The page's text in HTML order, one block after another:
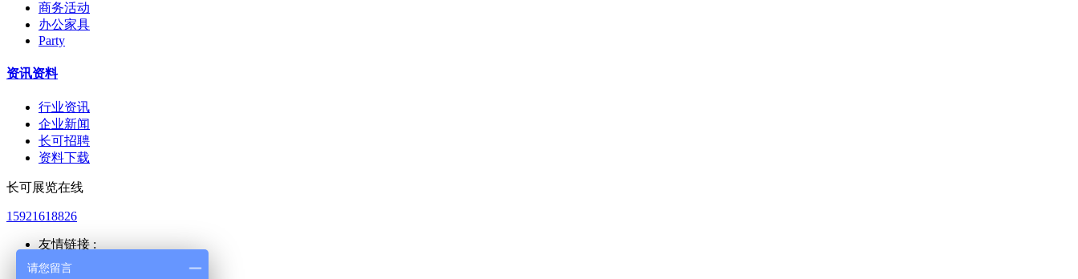
商务活动
办公家具
Party
资讯资料
行业资讯
企业新闻
长可招聘
资料下载
长可展览在线
15921618826
友情链接 :
上海公积金
请您留言